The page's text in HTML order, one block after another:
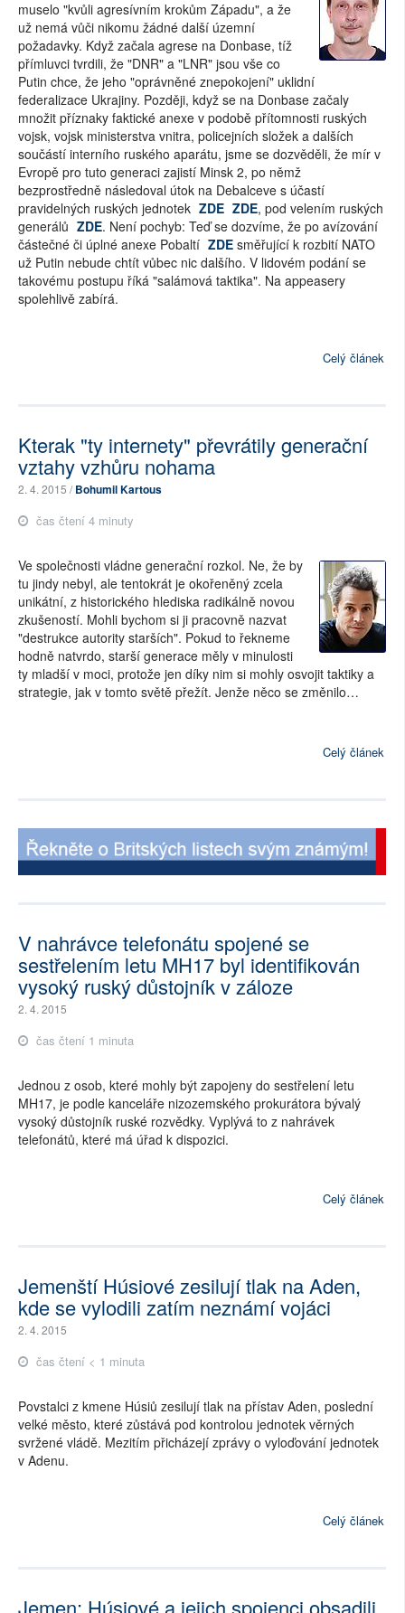
muselo "kvůli agresívním krokům Západu", a že
už nemá vůči nikomu žádné další územní
požadavky. Když začala agrese na Donbase, tíž
přímluvci tvrdili, že "DNR" a "LNR" jsou vše co
Putin chce, že jeho "oprávněné znepokojení" uklidní
federalizace Ukrajiny. Později, když se na Donbase začaly
množit příznaky faktické anexe v podobě přítomnosti ruských
vojsk, vojsk ministerstva vnitra, policejních složek a dalších
součástí interního ruského aparátu, jsme se dozvěděli, že mír v
Evropě pro tuto generaci zajistí Minsk 2, po němž
bezprostředně následoval útok na Debalceve s účastí
pravidelných ruských jednotek ZDE ZDE, pod velením ruských
generálů ZDE. Není pochyb: Teď se dozvíme, že po avízování
částečné či úplné anexe Pobaltí ZDE směřující k rozbití NATO
už Putin nebude chtít vůbec nic dalšího. V lidovém podání se
takovému postupu říká "salámová taktika". Na appeasery
spolehlivě zabírá.
Celý článek
Kterak "ty internety" převrátily generační
vztahy vzhůru nohama
2. 4. 2015 /Bohumil Kartous
čas čtení 4 minuty
Ve společnosti vládne generační rozkol. Ne, že by
tu jindy nebyl, ale tentokrát je okořeněný zcela
unikátní, z historického hlediska radikálně novou
zkušeností. Mohli bychom si ji pracovně nazvat
"destrukce autority starších". Pokud to řekneme
hodně natvrdo, starší generace měly v minulosti
ty mladší v moci, protože jen díky nim si mohly osvojit taktiky a
strategie, jak v tomto světě přežít. Jenže něco se změnilo…
Celý článek
V nahrávce telefonátu spojené se
sestřelením letu MH17 byl identifikován
vysoký ruský důstojník v záloze
2. 4. 2015
čas čtení 1 minuta
Jednou z osob, které mohly být zapojeny do sestřelení letu
MH17, je podle kanceláře nizozemského prokurátora bývalý
vysoký důstojník ruské rozvědky. Vyplývá to z nahrávek
telefonátů, které má úřad k dispozici.
Celý článek
Jemenští Húsiové zesilují tlak na Aden,
kde se vylodili zatím neznámí vojáci
2. 4. 2015
čas čtení < 1 minuta
Povstalci z kmene Húsiů zesilují tlak na přístav Aden, poslední
velké město, které zůstává pod kontrolou jednotek věrných
svržené vládě. Mezitím přicházejí zprávy o vyloďování jednotek
v Adenu.
Celý článek
Jemen: Húsiové a jejich spojenci obsadili